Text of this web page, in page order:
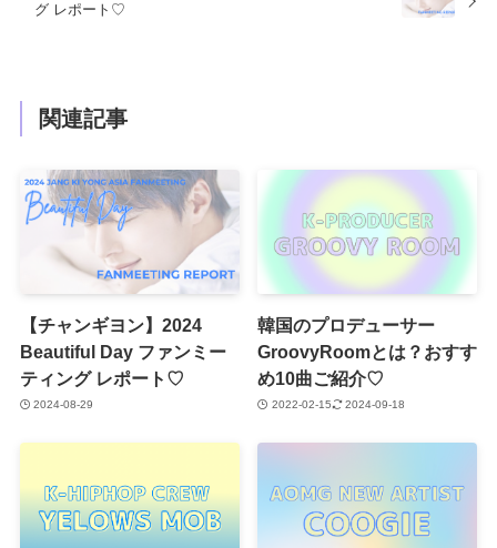
グ レポート♡
関連記事
【チャンギヨン】2024
Beautiful Day ファンミー
ティング レポート♡
2024-08-29
韓国のプロデューサー
GroovyRoomとは？おすす
め10曲ご紹介♡
2022-02-15 2024-09-18